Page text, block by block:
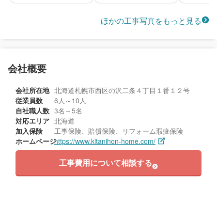
ほかの工事写真をもっと見る
会社概要
会社所在地 北海道札幌市西区の沢二条４丁目１番１２号
従業員数
6人～10人
自社職人数 3名～5名
対応エリア 北海道
加入保険
工事保険、賠償保険、リフォーム瑕疵保険
ホームページhttps://www.kitanihon-home.com/
工事費用について相談する